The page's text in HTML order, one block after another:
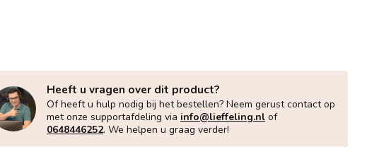
Heeft u vragen over dit product?
Of heeft u hulp nodig bij het bestellen? Neem gerust contact op
met onze supportafdeling via info@lieffeling.nl of
0648446252. We helpen u graag verder!